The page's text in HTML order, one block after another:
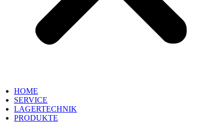
HOME
SERVICE
LAGERTECHNIK
PRODUKTE